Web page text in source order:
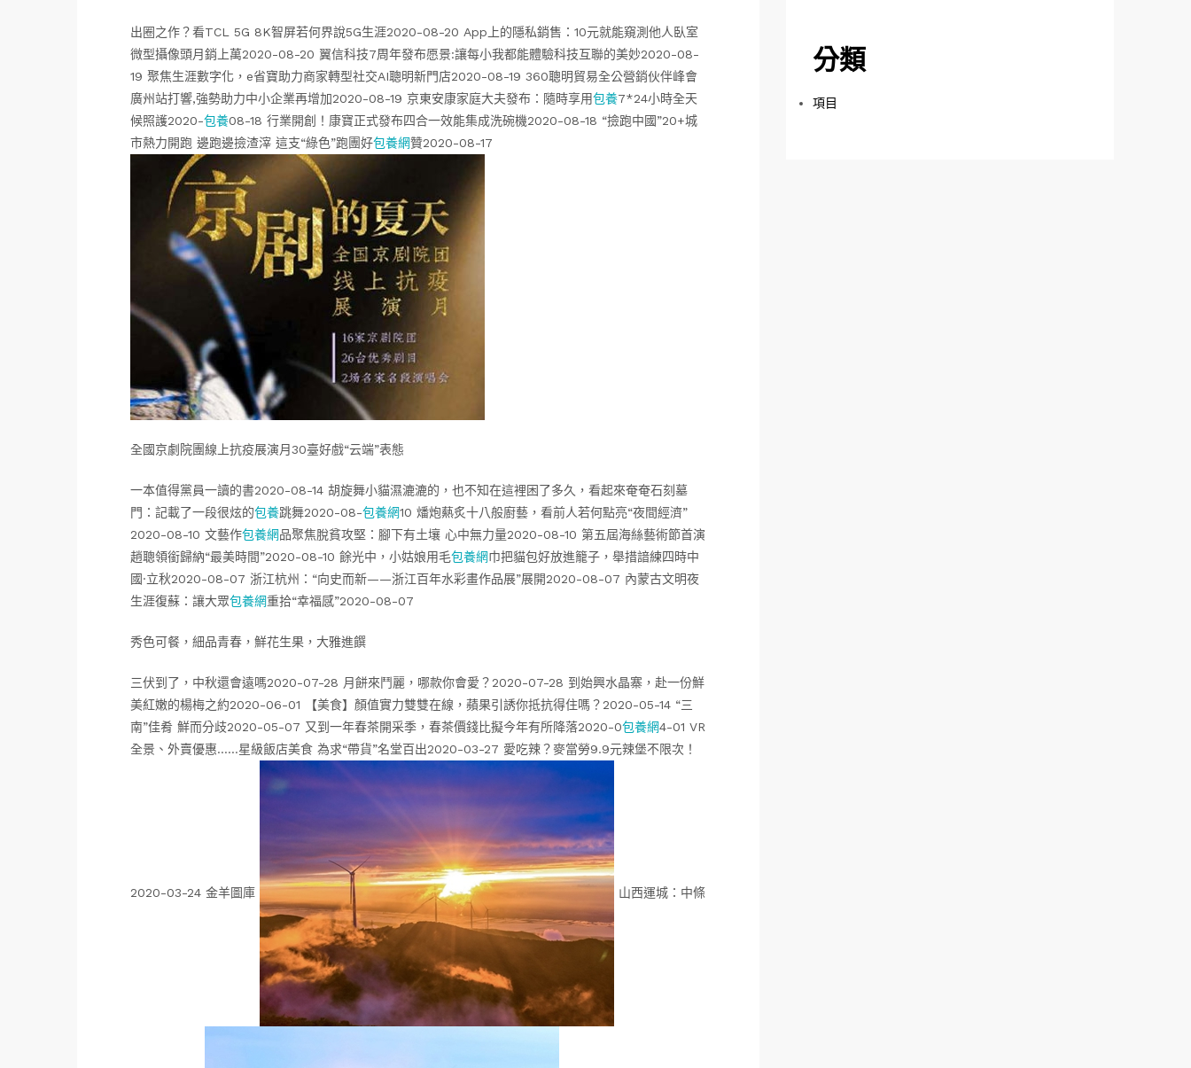
出圈之作？看TCL 5G 8K智屏若何界說5G生涯2020-08-20 App上的隱私銷售：10元就能窺測他人臥室
微型攝像頭月銷上萬2020-08-20 翼信科技7周年發布愿景:讓每小我都能體驗科技互聯的美妙2020-08-
19 聚焦生涯數字化，e省寶助力商家轉型社交AI聰明新門店2020-08-19 360聰明貿易全公營銷伙伴峰會
廣州站打響,強勢助力中小企業再增加2020-08-19 京東安康家庭大夫發布：隨時享用包養7*24小時全天
候照護2020-包養08-18 行業開創！康寶正式發布四合一效能集成洗碗機2020-08-18 “撿跑中國”20+城
市熱力開跑 邊跑邊撿渣滓 這支“綠色”跑團好包養網贊2020-08-17
全國京劇院團線上抗疫展演月30臺好戲“云端”表態
一本值得黨員一讀的書2020-08-14 胡旋舞小貓濕漉漉的，也不知在這裡困了多久，看起來奄奄石刻墓
門：記載了一段很炫的包養跳舞2020-08-包養網10 燔炮爇炙十八般廚藝，看前人若何點亮“夜間經濟”
2020-08-10 文藝作包養網品聚焦脫貧攻堅：腳下有土壤 心中無力量2020-08-10 第五屆海絲藝術節首演
趙聰領銜歸納“最美時間”2020-08-10 餘光中，小姑娘用毛包養網巾把貓包好放進籠子，舉措諳練四時中
國·立秋2020-08-07 浙江杭州：“向史而新——浙江百年水彩畫作品展”展開2020-08-07 內蒙古文明夜
生涯復蘇：讓大眾包養網重拾“幸福感”2020-08-07
秀色可餐，細品青春，鮮花生果，大雅進饌
三伏到了，中秋還會遠嗎2020-07-28 月餅來鬥麗，哪款你會愛？2020-07-28 到始興水晶寨，赴一份鮮
美紅嫩的楊梅之約2020-06-01 【美食】顏值實力雙雙在線，蘋果引誘你抵抗得住嗎？2020-05-14 “三
南”佳肴 鮮而分歧2020-05-07 又到一年春茶開采季，春茶價錢比擬今年有所降落2020-0包養網4-01 VR
全景、外賣優惠……星級飯店美食 為求“帶貨”名堂百出2020-03-27 愛吃辣？麥當勞9.9元辣堡不限次！
2020-03-24 金羊圖庫 山西運城：中條
分類
項目